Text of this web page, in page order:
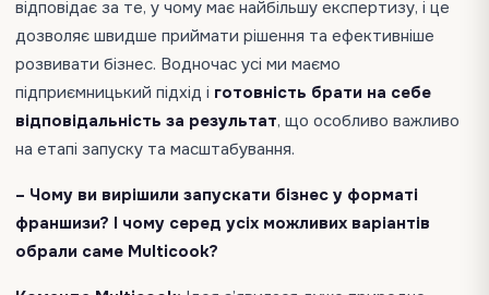
відповідає за те, у чому має найбільшу експертизу, і це
дозволяє швидше приймати рішення та ефективніше
розвивати бізнес. Водночас усі ми маємо
підприємницький підхід і готовність брати на себе
відповідальність за результат, що особливо важливо
на етапі запуску та масштабування.
– Чому ви вирішили запускати бізнес у форматі
франшизи? І чому серед усіх можливих варіантів
обрали саме Multicook?